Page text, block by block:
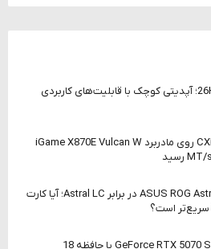
ویندوز 11 نسخه 26H2؛ آپدیتی کوچک با قابلیت‌های کاربردی
رم DDR5 ساخت CXMT روی مادربرد iGame X870E Vulcan W
بررسی ASUS ROG Astral RTX 5090 در برابر Astral LC؛ آیا کارت
سریع‌تر است؟
احتمال معرفی GeForce RTX 5070 SUPER با حافظه 18